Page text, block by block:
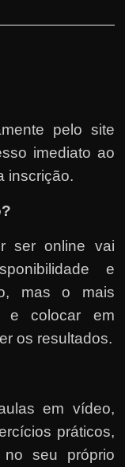
pelo site
imediato ao
inscrição.
ser online vai
e
mas o mais
e colocar em
os resultados.
em vídeo,
práticos,
no seu próprio